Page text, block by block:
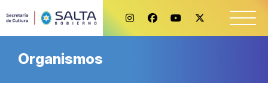
Organismos